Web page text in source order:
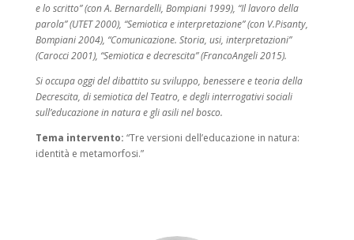
e lo scritto” (con A. Bernardelli, Bompiani 1999), “Il lavoro della
parola” (UTET 2000), “Semiotica e interpretazione” (con V.Pisanty,
Bompiani 2004), “Comunicazione. Storia, usi, interpretazioni”
(Carocci 2001), “Semiotica e decrescita” (FrancoAngeli 2015).
Si occupa oggi del dibattito su sviluppo, benessere e teoria della
Decrescita, di semiotica del Teatro, e degli interrogativi sociali
sull’educazione in natura e gli asili nel bosco.
Tema intervento: “Tre versioni dell’educazione in natura:
identità e metamorfosi.”